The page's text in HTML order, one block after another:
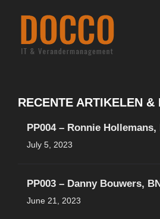
RECENTE ARTIKELEN &
PP004 – Ronnie
July 5, 2023
PP003 – Danny Bouwers,
June 21, 2023